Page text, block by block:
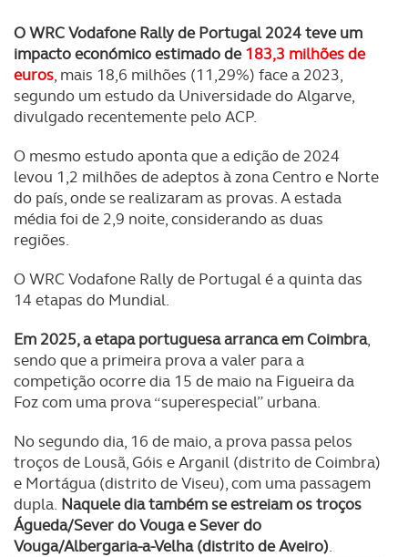
parceiros e organizações na UE e em países terceiros.
O ACP garantirá que as transferências internacionais de
dados pessoais serão realizadas apenas com o seu
consentimento e quando tal se afigure estritamente
Realçamos que o bloqueio de certo tipo de Cookies e
tecnologias similares pode ter impacto na sua
experiência de navegação no Website e nos serviços
disponibilizados.
Consulte a política de cookies do site.
O WRC Vodafone Rally de Portugal 2024 teve um
impacto económico estimado de183,3 milhões de
euros, mais 18,6 milhões (11,29%) face a 2023,
segundo um estudo da Universidade do Algarve,
divulgado recentemente pelo ACP.
O mesmo estudo aponta que a edição de 2024
levou 1,2 milhões de adeptos à zona Centro e Norte
do país, onde se realizaram as provas. A estada
média foi de 2,9 noite, considerando as duas
regiões.
O WRC Vodafone Rally de Portugal é a quinta das
14 etapas do Mundial.
Em 2025, a etapa portuguesa arranca em Coimbra,
sendo que a primeira prova a valer para a
competição ocorre dia 15 de maio na Figueira da
Foz com uma prova “superespecial” urbana.
No segundo dia, 16 de maio, a prova passa pelos
troços de Lousã, Góis e Arganil (distrito de Coimbra)
e Mortágua (distrito de Viseu), com uma passagem
dupla. Naquele dia também se estreiam os troços
Águeda/Sever do Vouga e Sever do
Vouga/Albergaria-a-Velha (distrito de Aveiro).